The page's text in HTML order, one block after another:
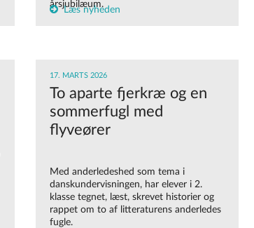
årsjubilæum.
Læs nyheden
17. MARTS 2026
To aparte fjerkræ og en
sommerfugl med
flyveører
Med anderledeshed som tema i
danskundervisningen, har elever i 2.
klasse tegnet, læst, skrevet historier og
rappet om to af litteraturens anderledes
fugle.